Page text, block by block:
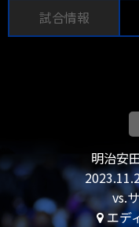
試合情報
明治安
vs.
エデ